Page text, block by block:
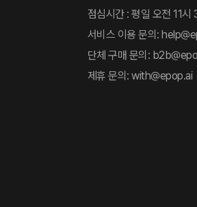
점심시간 : 평일 오전 11
서비스 이용 문의:
단체 구매 문의:
제휴 문의: with@epop.ai